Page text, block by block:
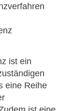
ist ein
eine Reihe